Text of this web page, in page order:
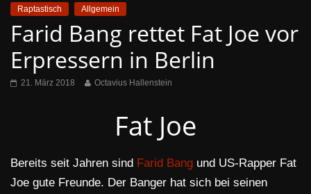
Raptastisch Allgemein
Farid Bang rettet Fat Joe vor
Erpressern in Berlin
21. März 2018 Octavius Hallenstein
Fat Joe
Bereits seit Jahren sind Farid Bang und US-Rapper Fat
Joe gute Freunde. Der Banger hat sich bei seinen